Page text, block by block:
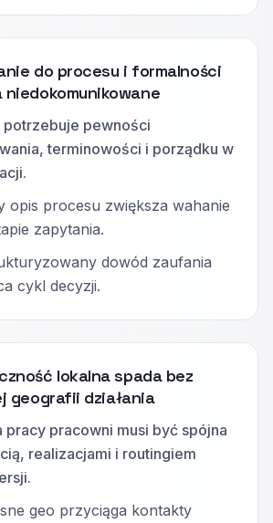
do procesu i formalności
niedokomunikowane
potrzebuje pewności
terminowości i porządku w
opis procesu zwiększa wahanie
zapytania.
dowód zaufania
cykl decyzji.
lokalna spada bez
geografii działania
pracy pracowni musi być spójna
realizacjami i routingiem
geo przyciąga kontakty